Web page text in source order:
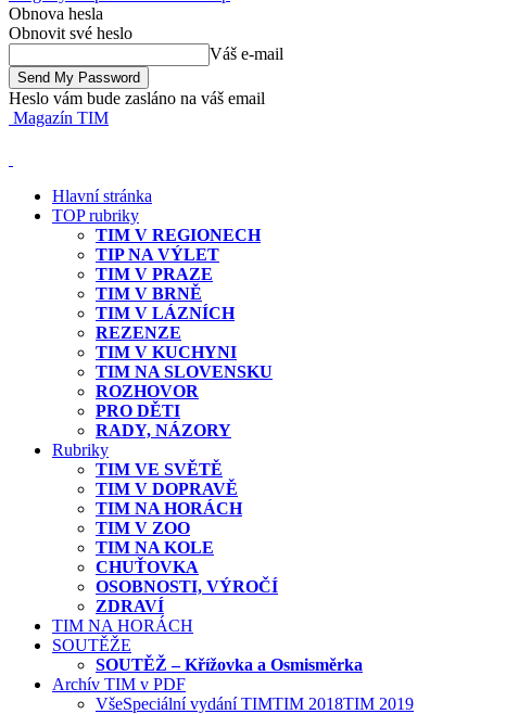
Obnova hesla
Obnovit své heslo
Váš e-mail
Heslo vám bude zasláno na váš email
Magazín TIM
Hlavní stránka
TOP rubriky
TIM V REGIONECH
TIP NA VÝLET
TIM V PRAZE
TIM V BRNĚ
TIM V LÁZNÍCH
REZENZE
TIM V KUCHYNI
TIM NA SLOVENSKU
ROZHOVOR
PRO DĚTI
RADY, NÁZORY
Rubriky
TIM VE SVĚTĚ
TIM V DOPRAVĚ
TIM NA HORÁCH
TIM V ZOO
TIM NA KOLE
CHUŤOVKA
OSOBNOSTI, VÝROČÍ
ZDRAVÍ
TIM NA HORÁCH
SOUTĚŽE
SOUTĚŽ – Křížovka a Osmisměrka
Archív TIM v PDF
VšeSpeciální vydání TIMTIM 2018TIM 2019